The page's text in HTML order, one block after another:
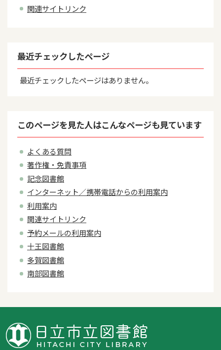
関連サイトリンク
最近チェックしたページ
最近チェックしたページはありません。
このページを見た人はこんなページも見ています
よくある質問
著作権・免責事項
記念図書館
インターネット／携帯電話からの利用案内
利用案内
関連サイトリンク
予約メールの利用案内
十王図書館
多賀図書館
南部図書館